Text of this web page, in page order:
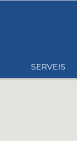
SERVEIS